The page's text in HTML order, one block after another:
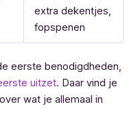
extra dekentjes,
fopspenen
eerste benodigdheden,
uitzet. Daar vind je
wat je allemaal in